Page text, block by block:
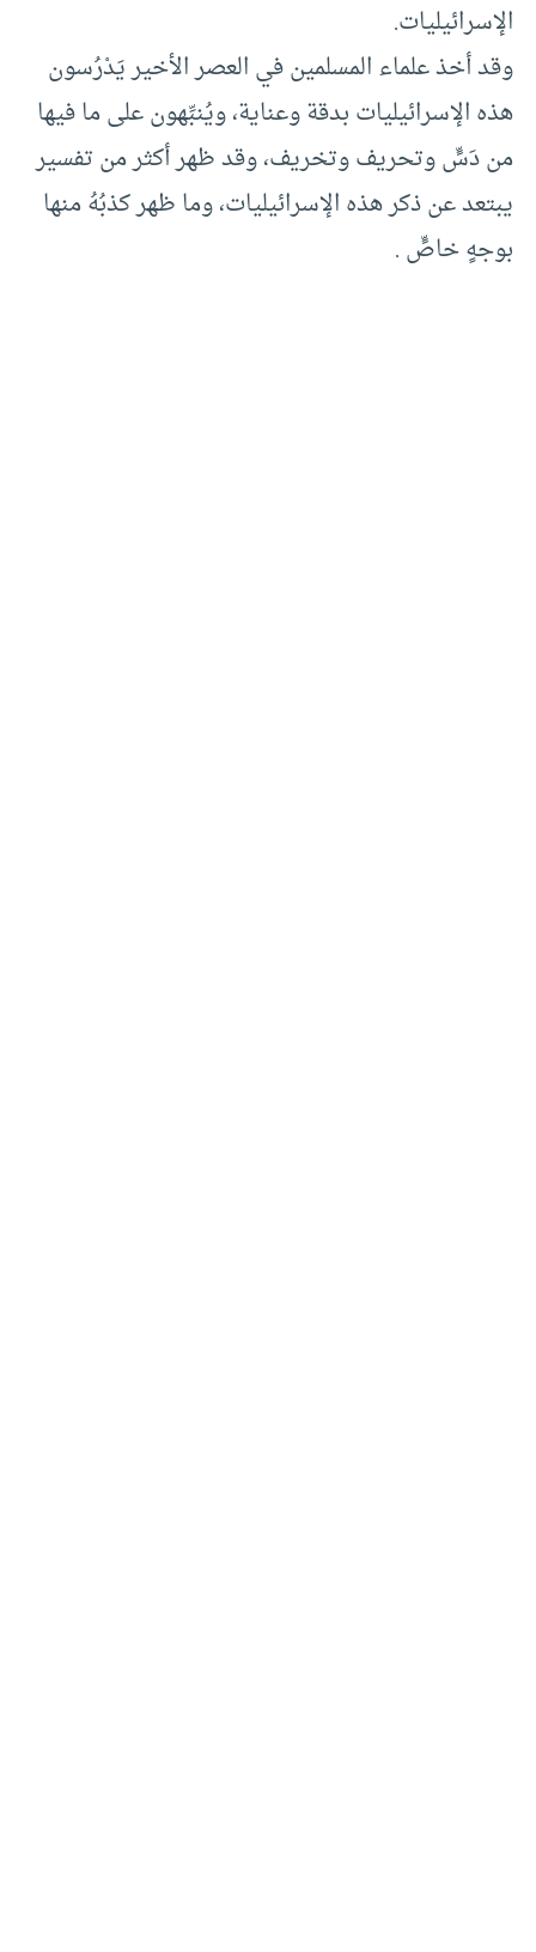
الإسرائيليات.
وقد أخذ علماء المسلمين في العصر الأخير يَدْرُسون
هذه الإسرائيليات بدقة وعناية، ويُنبِّهون على ما فيها
من دَسٍّ وتحريف وتخريف، وقد ظهر أكثر من تفسير
يبتعد عن ذكر هذه الإسرائيليات، وما ظهر كذبُهُ منها
بوجهٍ خاصٍّ .